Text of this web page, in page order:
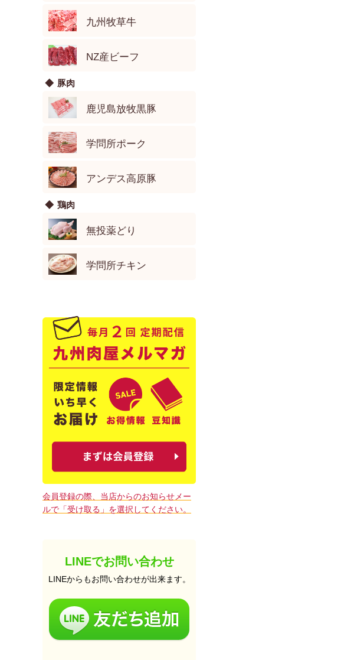
九州牧草牛
NZ産ビーフ
豚肉
鹿児島放牧黒豚
学問所ポーク
アンデス高原豚
鶏肉
無投薬どり
学問所チキン
会員登録の際、当店からのお知らせメー
ルで「受け取る」を選択してください。
LINEでお問い合わせ
LINEからもお問い合わせが出来ます。